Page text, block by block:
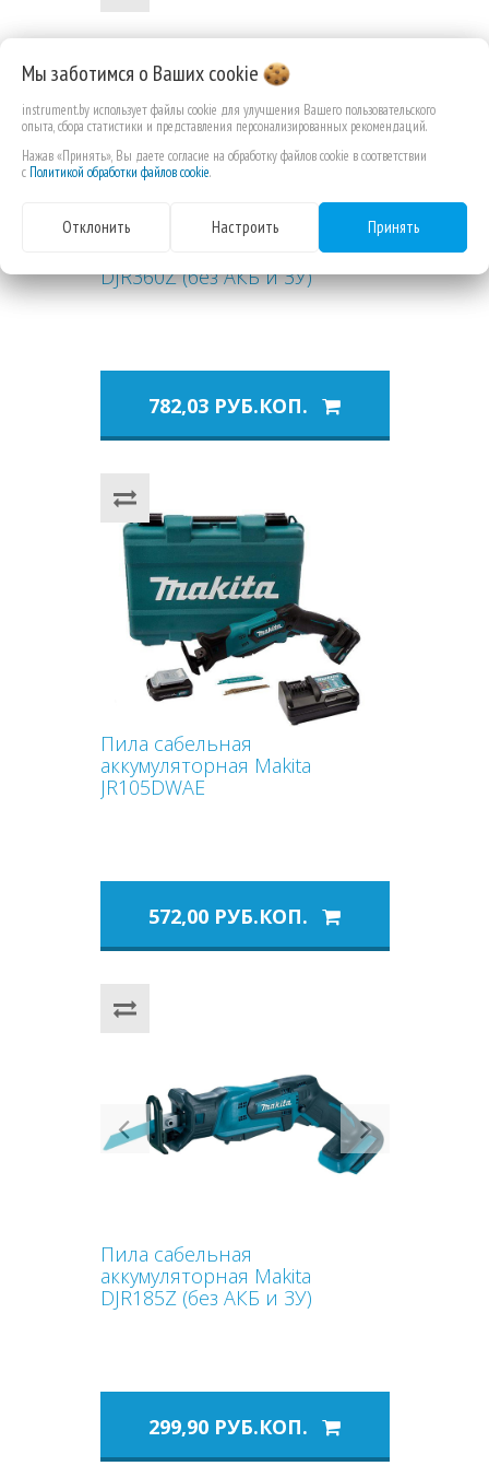
Пила сабельная
DJR360Z (без АКБ и ЗУ)
782,03 РУБ.КОП.
Пила сабельная
аккумуляторная Makita
JR105DWAE
572,00 РУБ.КОП.
Previous Next
Пила сабельная
аккумуляторная Makita
DJR185Z (без АКБ и ЗУ)
299,90 РУБ.КОП.
Мы заботимся о Вашихcookie
instrument.by использует файлы cookie для улучшения Вашего пользовательского
опыта, сбора статистики и представления персонализированных рекомендаций.
Нажав «Принять», Вы даете согласие на обработку файлов cookie в соответствии
с Политикой обработки файлов cookie.
Отклонить Настроить Принять